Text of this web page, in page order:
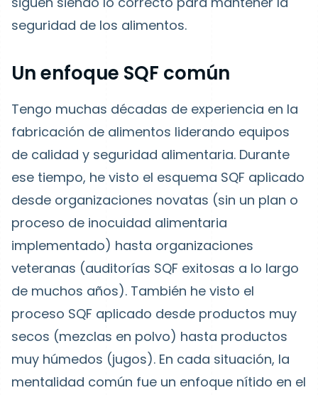
seguridad de los alimentos.
Un enfoque SQF común
Tengo muchas décadas de experiencia en la
fabricación de alimentos liderando equipos
de calidad y seguridad alimentaria. Durante
ese tiempo, he visto el esquema SQF aplicado
desde organizaciones novatas (sin un plan o
proceso de inocuidad alimentaria
implementado) hasta organizaciones
veteranas (auditorías SQF exitosas a lo largo
de muchos años). También he visto el
proceso SQF aplicado desde productos muy
secos (mezclas en polvo) hasta productos
muy húmedos (jugos). En cada situación, la
mentalidad común fue un enfoque nítido en el